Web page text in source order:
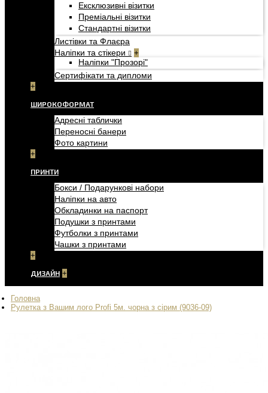
Ексклюзивні візитки
Преміальні візитки
Стандартні візитки
Листівки та Флаєра
Наліпки та стікери
+
Наліпки "Прозорі"
Сертифікати та дипломи
+
ШИРОКОФОРМАТ
Адресні таблички
Переносні банери
Фото картини
+
ПРИНТИ
Бокси / Подарункові набори
Наліпки на авто
Обкладинки на паспорт
Подушки з принтами
Футболки з принтами
Чашки з принтами
+
ДИЗАЙН +
Головна
Рулетка з Вашим лого Profi 5м. чорна з сірим (9036-09)